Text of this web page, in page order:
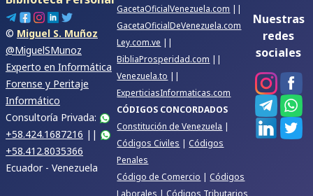
© Miguel S. Muñoz
@MiguelSMunoz
Experto en Informática
Forense y Peritaje
Informático
Consultoría Privada:
+58.424.1687216 ||
+58.412.8035366
Ecuador - Venezuela
GacetaOficialVenezuela.com ||
GacetaOficialDeVenezuela.com
Ley.com.ve ||
BibliaProsperidad.com ||
Venezuela.to ||
ExperticiasInformaticas.com
CÓDIGOS CONCORDADOS
Constitución de Venezuela |
Códigos Civiles | Códigos
Penales
Código de Comercio | Códigos
Laborales | Códigos Tributarios
Nuestras
redes
sociales